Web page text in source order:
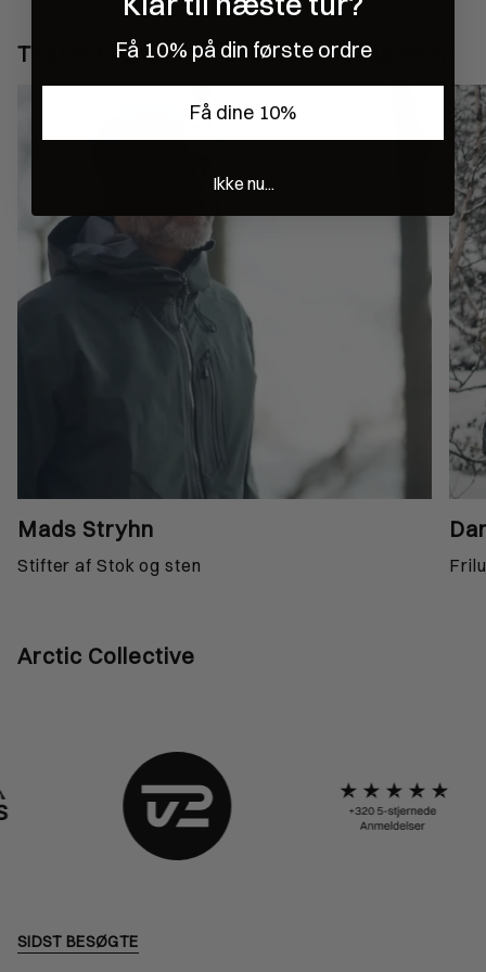
Testet til grænsen af outdoor eksperter
Mads Stryhn
Stifter af Stok og sten
Arctic Collective
SIDST BESØGTE
Få 10% på din første ordre
Få dine 10%
Ikke nu...